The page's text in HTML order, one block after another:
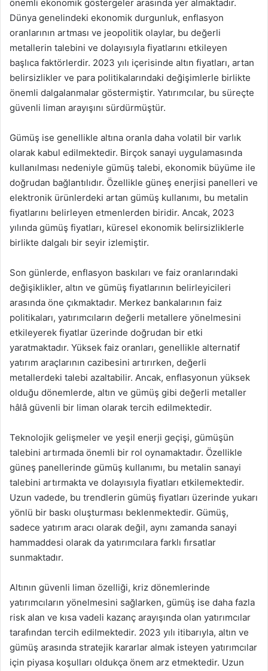
önemli ekonomik göstergeler arasında yer almaktadır.
Dünya genelindeki ekonomik durgunluk, enflasyon
oranlarının artması ve jeopolitik olaylar, bu değerli
metallerin talebini ve dolayısıyla fiyatlarını etkileyen
başlıca faktörlerdir. 2023 yılı içerisinde altın fiyatları, artan
belirsizlikler ve para politikalarındaki değişimlerle birlikte
önemli dalgalanmalar göstermiştir. Yatırımcılar, bu süreçte
güvenli liman arayışını sürdürmüştür.
Gümüş ise genellikle altına oranla daha volatil bir varlık
olarak kabul edilmektedir. Birçok sanayi uygulamasında
kullanılması nedeniyle gümüş talebi, ekonomik büyüme ile
doğrudan bağlantılıdır. Özellikle güneş enerjisi panelleri ve
elektronik ürünlerdeki artan gümüş kullanımı, bu metalin
fiyatlarını belirleyen etmenlerden biridir. Ancak, 2023
yılında gümüş fiyatları, küresel ekonomik belirsizliklerle
birlikte dalgalı bir seyir izlemiştir.
Son günlerde, enflasyon baskıları ve faiz oranlarındaki
değişiklikler, altın ve gümüş fiyatlarının belirleyicileri
arasında öne çıkmaktadır. Merkez bankalarının faiz
politikaları, yatırımcıların değerli metallere yönelmesini
etkileyerek fiyatlar üzerinde doğrudan bir etki
yaratmaktadır. Yüksek faiz oranları, genellikle alternatif
yatırım araçlarının cazibesini artırırken, değerli
metallerdeki talebi azaltabilir. Ancak, enflasyonun yüksek
olduğu dönemlerde, altın ve gümüş gibi değerli metaller
hâlâ güvenli bir liman olarak tercih edilmektedir.
Teknolojik gelişmeler ve yeşil enerji geçişi, gümüşün
talebini artırmada önemli bir rol oynamaktadır. Özellikle
güneş panellerinde gümüş kullanımı, bu metalin sanayi
talebini artırmakta ve dolayısıyla fiyatları etkilemektedir.
Uzun vadede, bu trendlerin gümüş fiyatları üzerinde yukarı
yönlü bir baskı oluşturması beklenmektedir. Gümüş,
sadece yatırım aracı olarak değil, aynı zamanda sanayi
hammaddesi olarak da yatırımcılara farklı fırsatlar
sunmaktadır.
Altının güvenli liman özelliği, kriz dönemlerinde
yatırımcıların yönelmesini sağlarken, gümüş ise daha fazla
risk alan ve kısa vadeli kazanç arayışında olan yatırımcılar
tarafından tercih edilmektedir. 2023 yılı itibarıyla, altın ve
gümüş arasında stratejik kararlar almak isteyen yatırımcılar
için piyasa koşulları oldukça önem arz etmektedir. Uzun